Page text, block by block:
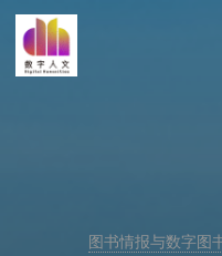
图书情报与数字图